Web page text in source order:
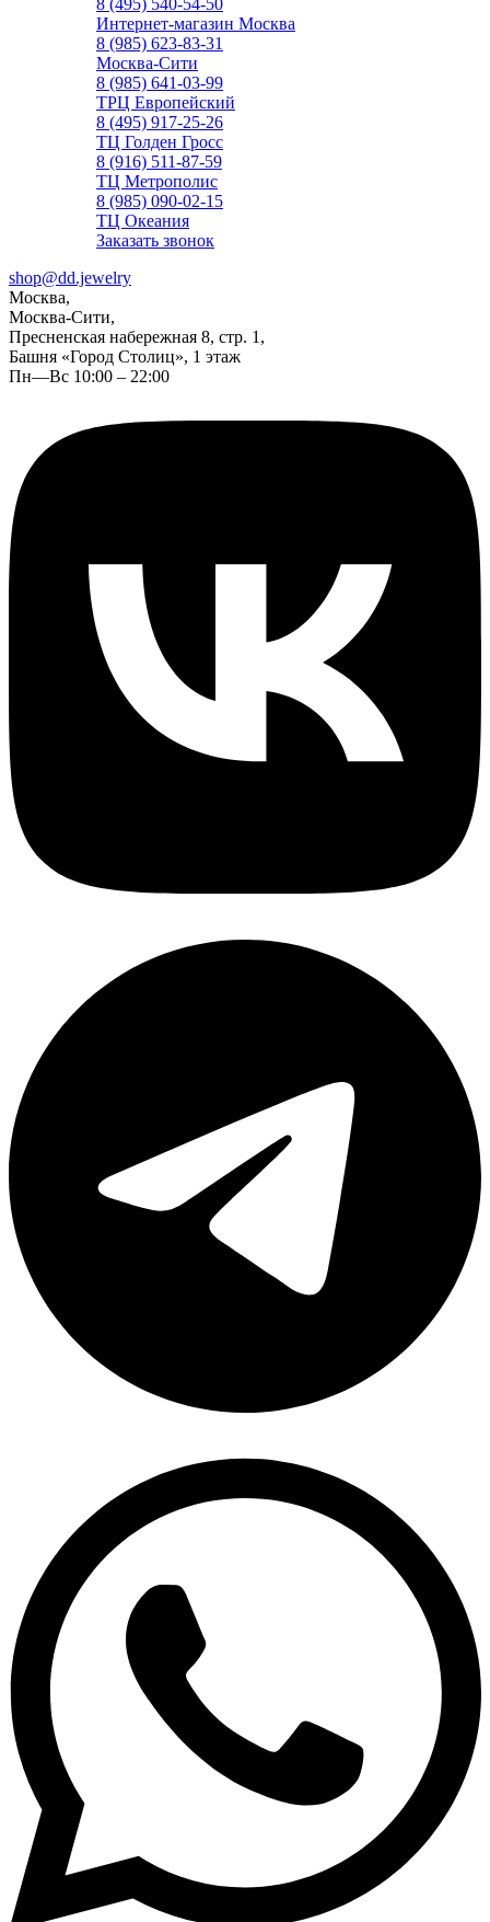
8 (495) 540-54-50
Интернет-магазин Москва
8 (985) 623-83-31
Москва-Сити
8 (985) 641-03-99
ТРЦ Европейский
8 (495) 917-25-26
ТЦ Голден Гросс
8 (916) 511-87-59
ТЦ Метрополис
8 (985) 090-02-15
ТЦ Океания
Заказать звонок
shop@dd.jewelry
Москва,
Москва-Сити,
Пресненская набережная 8, стр. 1,
Башня «Город Столиц», 1 этаж
Пн—Вс 10:00 – 22:00